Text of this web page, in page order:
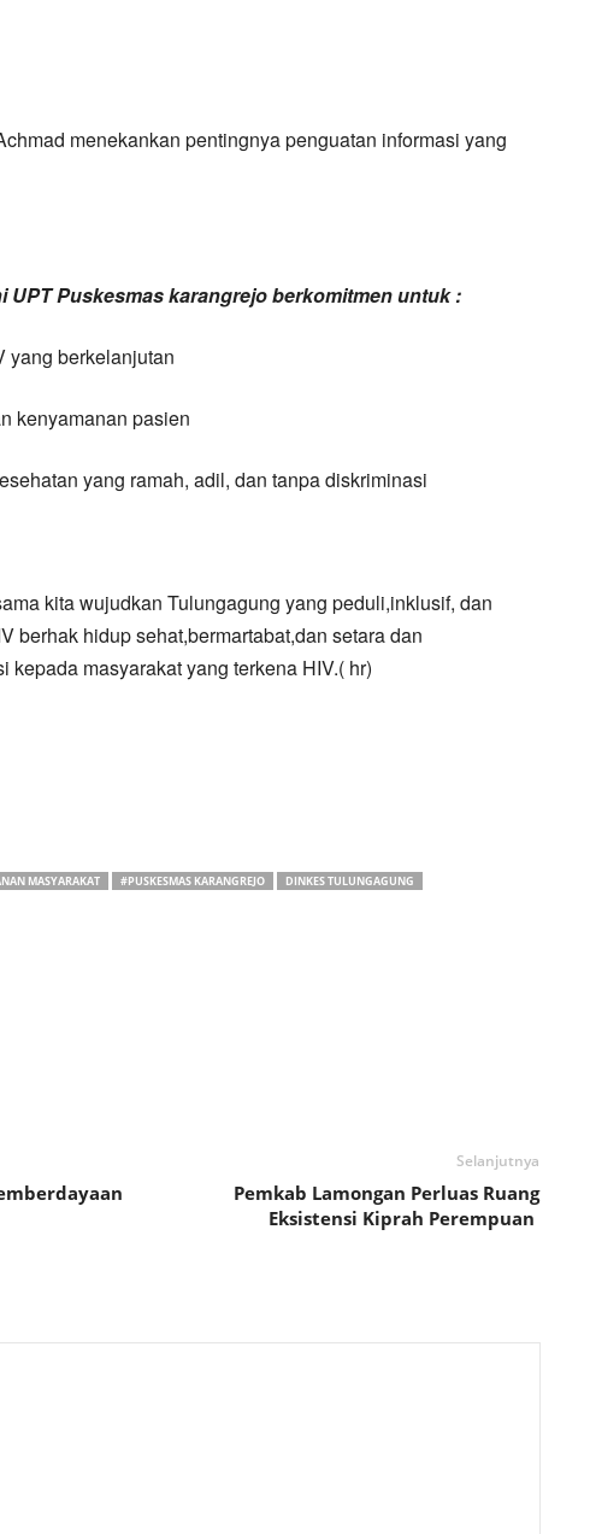
menekankan pentingnya penguatan informasi yang
UPT Puskesmas karangrejo berkomitmen untuk :
yang berkelanjutan
kenyamanan pasien
yang ramah, adil, dan tanpa diskriminasi
kita wujudkan Tulungagung yang peduli,inklusif, dan
berhak hidup sehat,bermartabat,dan setara dan
kepada masyarakat yang terkena HIV.( hr)
MASYARAKAT #PUSKESMAS KARANGREJO DINKES TULUNGAGUNG
Selanjutnya
Pemkab Lamongan Perluas Ruang
Eksistensi Kiprah Perempuan